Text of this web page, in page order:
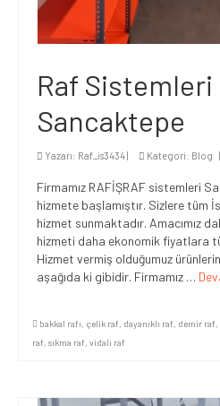
Raf Sistemleri
Sancaktepe
Yazarı: Raf_is3434| Kategori: Blog |
Firmamız RAFİŞRAF sistemleri
hizmete başlamıştır. Sizlere tüm
hizmet sunmaktadır. Amacımız
hizmeti daha ekonomik fiyatlara
Hizmet vermiş olduğumuz
aşağıda ki gibidir. Firmamız …
bakkal rafı, çelik raf, dayanıklı raf, demir raf,
raf, sıkma raf, vidalı raf